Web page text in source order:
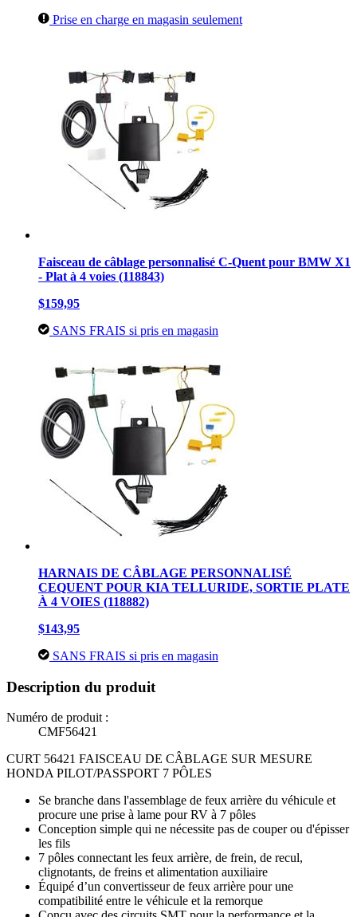
Prise en charge en magasin seulement
Faisceau de câblage personnalisé C-Quent pour BMW X1
- Plat à 4 voies (118843)
$159,95
SANS FRAIS si pris en magasin
HARNAIS DE CÂBLAGE PERSONNALISÉ
CEQUENT POUR KIA TELLURIDE, SORTIE PLATE
À 4 VOIES (118882)
$143,95
SANS FRAIS si pris en magasin
Description du produit
Numéro de produit :
CMF56421
CURT 56421 FAISCEAU DE CÂBLAGE SUR MESURE
HONDA PILOT/PASSPORT 7 PÔLES
Se branche dans l'assemblage de feux arrière du véhicule et
procure une prise à lame pour RV à 7 pôles
Conception simple qui ne nécessite pas de couper ou d'épisser
les fils
7 pôles connectant les feux arrière, de frein, de recul,
clignotants, de freins et alimentation auxiliaire
Équipé d’un convertisseur de feux arrière pour une
compatibilité entre le véhicule et la remorque